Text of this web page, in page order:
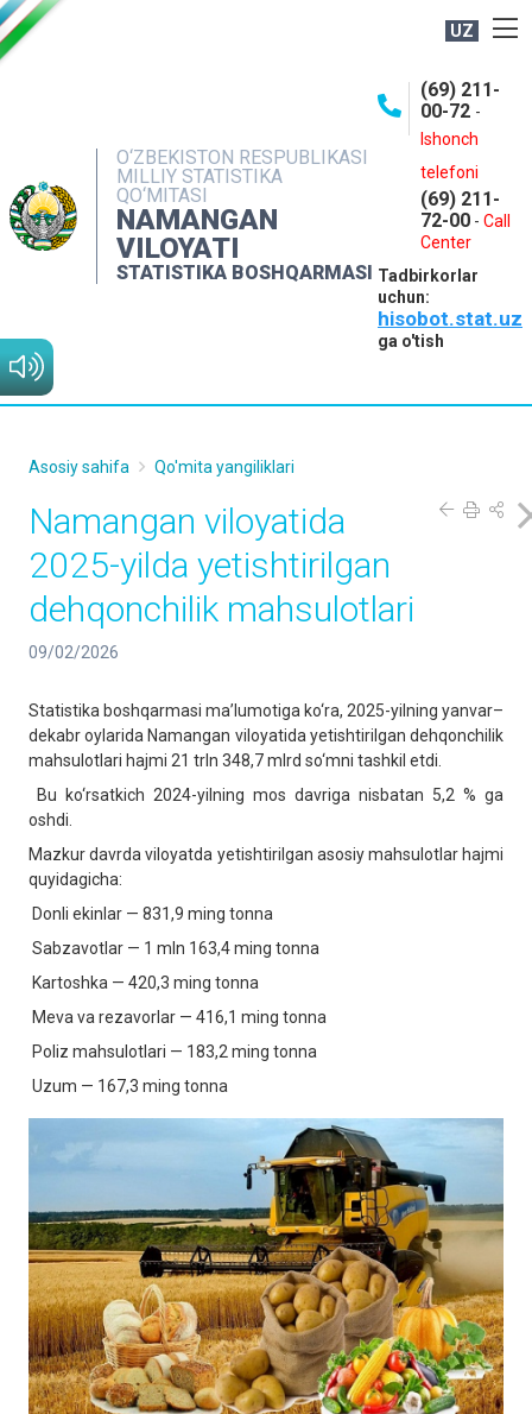
UZ
O‘ZBEKISTON RESPUBLIKASI
MILLIY STATISTIKA
QO‘MITASI
NAMANGAN
VILOYATI
STATISTIKA BOSHQARMASI
(69) 211-
00-72 -
Ishonch
telefoni
(69) 211-
72-00 - Call
Center
Tadbirkorlar
uchun:
hisobot.stat.uz
ga o'tish
NASHRLAR
INTERAKTIV XIZMATLAR
MATBUOT XIZMATI
MUROJAATLAR
Asosiy sahifa Qo'mita yangiliklari
Namangan viloyatida
2025-yilda yetishtirilgan
dehqonchilik mahsulotlari
09/02/2026
Statistika boshqarmasi ma’lumotiga ko‘ra, 2025-yilning yanvar–
dekabr oylarida Namangan viloyatida yetishtirilgan dehqonchilik
mahsulotlari hajmi 21 trln 348,7 mlrd so‘mni tashkil etdi.
Bu ko‘rsatkich 2024-yilning mos davriga nisbatan 5,2 % ga
oshdi.
Mazkur davrda viloyatda yetishtirilgan asosiy mahsulotlar hajmi
quyidagicha:
Donli ekinlar — 831,9 ming tonna
Sabzavotlar — 1 mln 163,4 ming tonna
Kartoshka — 420,3 ming tonna
Meva va rezavorlar — 416,1 ming tonna
Poliz mahsulotlari — 183,2 ming tonna
Uzum — 167,3 ming tonna